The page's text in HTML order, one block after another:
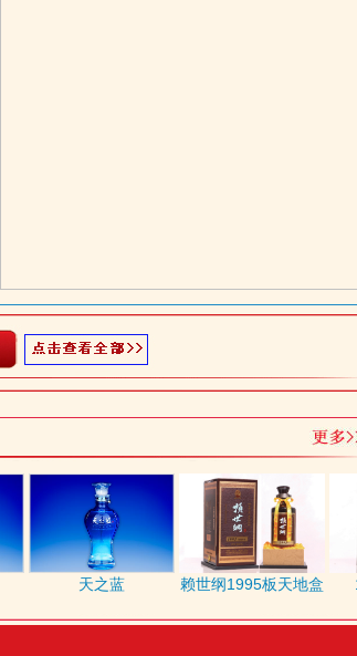
天之蓝 赖世纲1995板天地盒